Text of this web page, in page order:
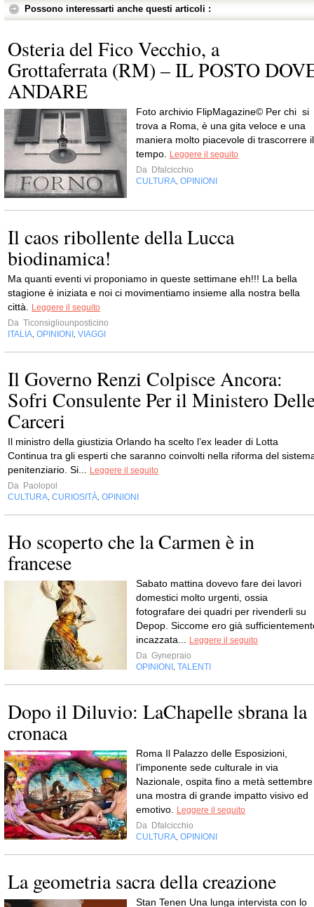
Possono interessarti anche questi articoli :
Osteria del Fico Vecchio, a
Grottaferrata (RM) – IL POSTO
ANDARE
Foto archivio FlipMagazine© Per chi si
trova a Roma, è una gita veloce e una
maniera molto piacevole di trascorrere il
tempo.
Leggere il seguito
Da Dfalcicchio
CULTURA OPINIONI
Il caos ribollente della Lucca
biodinamica!
Ma quanti eventi vi proponiamo in queste settimane eh!!! La bella
stagione è iniziata e noi ci movimentiamo insieme alla nostra bella
città.
Leggere il seguito
Da Ticonsigliounposticino
ITALIA OPINIONI VIAGGI
Il Governo Renzi Colpisce Ancora:
Sofri Consulente Per il Ministero
Carceri
Il ministro della giustizia Orlando ha scelto l’ex leader di Lotta
Continua tra gli esperti che saranno coinvolti nella riforma del
penitenziario. Si...
Leggere il seguito
Da Paolopol
CULTURA CURIOSITÀ OPINIONI
Ho scoperto che la Carmen è in
francese
Sabato mattina dovevo fare dei lavori
domestici molto urgenti, ossia
fotografare dei quadri per rivenderli su
Depop. Siccome ero già
incazzata...
Leggere il seguito
Da Gynepraio
OPINIONI
TALENTI
Dopo il Diluvio: LaChapelle sbrana la
cronaca
Roma Il Palazzo delle Esposizioni,
l’imponente sede culturale in via
Nazionale, ospita fino a metà settembre
una mostra di grande impatto visivo ed
emotivo.
Leggere il seguito
Da Dfalcicchio
CULTURA OPINIONI
La geometria sacra della creazione
Stan Tenen Una lunga intervista con lo